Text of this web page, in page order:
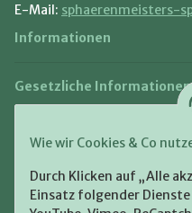
Wie wir Cookies & Co
Durch Klicken auf „Alle
Einsatz folgender
E-Mail: sphaerenmeisters-
Informationen
Gesetzliche Informationen